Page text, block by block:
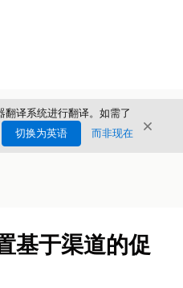
翻译系统进行翻译。如需了
切换为英语 而非现在 关闭
基于渠道的促